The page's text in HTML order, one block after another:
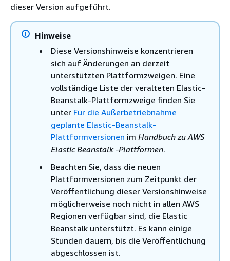
dieser Version aufgeführt.
Hinweise
Diese Versionshinweise konzentrieren
sich auf Änderungen an derzeit
unterstützten Plattformzweigen. Eine
vollständige Liste der veralteten Elastic-
Beanstalk-Plattformzweige finden Sie
unter Für die Außerbetriebnahme
geplante Elastic-Beanstalk-
Plattformversionen im Handbuch zu AWS
Elastic Beanstalk -Plattformen.
Beachten Sie, dass die neuen
Plattformversionen zum Zeitpunkt der
Veröffentlichung dieser Versionshinweise
möglicherweise noch nicht in allen AWS
Regionen verfügbar sind, die Elastic
Beanstalk unterstützt. Es kann einige
Stunden dauern, bis die Veröffentlichung
abgeschlossen ist.